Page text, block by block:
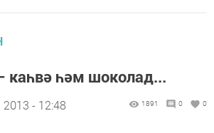
каһвә һәм шоколад...
- 12:48 1891 0 0